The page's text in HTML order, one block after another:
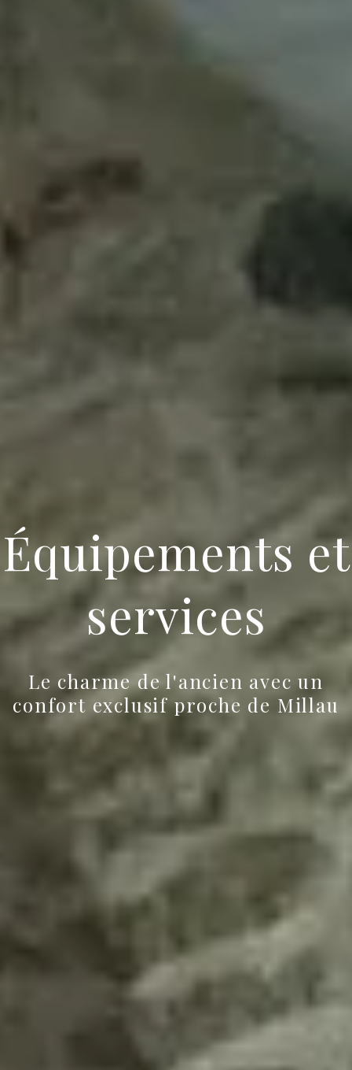
Équipements et
services
Le charme de l'ancien avec un
confort exclusif proche de Millau